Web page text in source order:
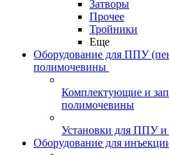
Затворы
Прочее
Тройники
Еще
Оборудование для ППУ
полимочевины
Комплектующие и
полимочевины
Установки для ППУ
Оборудование для